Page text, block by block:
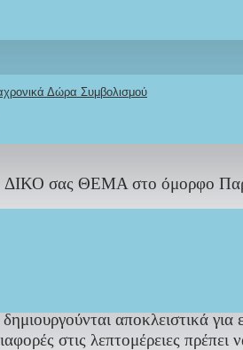
Δώρα Συμβολισμού
ζωγραφική του σετ
ομορφότερες
πακέτου Βαπτισης
ΔΙΚΟ σας ΘΕΜΑ στο όμορφο
υλικά…
αποκλειστικά για
στις λεπτομέρειες πρέπει